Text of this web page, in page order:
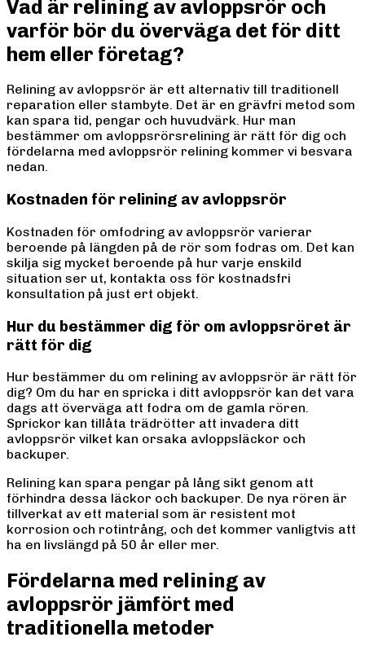
Vad är relining av avloppsrör och
varför bör du överväga det för ditt
hem eller företag?
Relining av avloppsrör är ett alternativ till traditionell
reparation eller stambyte. Det är en grävfri metod som
kan spara tid, pengar och huvudvärk. Hur man
bestämmer om avloppsrörsrelining är rätt för dig och
fördelarna med avloppsrör relining kommer vi besvara
nedan.
Kostnaden för relining av avloppsrör
Kostnaden för omfodring av avloppsrör varierar
beroende på längden på de rör som fodras om. Det kan
skilja sig mycket beroende på hur varje enskild
situation ser ut, kontakta oss för kostnadsfri
konsultation på just ert objekt.
Hur du bestämmer dig för om avloppsröret är
rätt för dig
Hur bestämmer du om relining av avloppsrör är rätt för
dig? Om du har en spricka i ditt avloppsrör kan det vara
dags att överväga att fodra om de gamla rören.
Sprickor kan tillåta trädrötter att invadera ditt
avloppsrör vilket kan orsaka avloppsläckor och
backuper.
Relining kan spara pengar på lång sikt genom att
förhindra dessa läckor och backuper. De nya rören är
tillverkat av ett material som är resistent mot
korrosion och rotintrång, och det kommer vanligtvis att
ha en livslängd på 50 år eller mer.
Fördelarna med relining av
avloppsrör jämfört med
traditionella metoder